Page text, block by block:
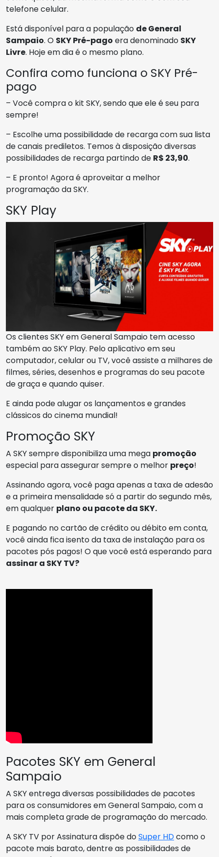
telefone celular.
Está disponível para a população de General
Sampaio. O SKY Pré-pago era denominado SKY
Livre. Hoje em dia é o mesmo plano.
Confira como funciona o SKY Pré-
pago
– Você compra o kit SKY, sendo que ele é seu para
sempre!
– Escolhe uma possibilidade de recarga com sua lista
de canais prediletos. Temos à disposição diversas
possibilidades de recarga partindo de R$ 23,90.
– E pronto! Agora é aproveitar a melhor
programação da SKY.
SKY Play
Os clientes SKY em General Sampaio tem acesso
também ao SKY Play. Pelo aplicativo em seu
computador, celular ou TV, você assiste a milhares de
filmes, séries, desenhos e programas do seu pacote
de graça e quando quiser.
E ainda pode alugar os lançamentos e grandes
clássicos do cinema mundial!
Promoção SKY
A SKY sempre disponibiliza uma mega promoção
especial para assegurar sempre o melhor preço!
Assinando agora, você paga apenas a taxa de adesão
e a primeira mensalidade só a partir do segundo mês,
em qualquer plano ou pacote da SKY.
E pagando no cartão de crédito ou débito em conta,
você ainda fica isento da taxa de instalação para os
pacotes pós pagos! O que você está esperando para
assinar a SKY TV?
Pacotes SKY em General
Sampaio
A SKY entrega diversas possibilidades de pacotes
para os consumidores em General Sampaio, com a
mais completa grade de programação do mercado.
A SKY TV por Assinatura dispõe doSuper HDcomo o
pacote mais barato, dentre as possibilidades de